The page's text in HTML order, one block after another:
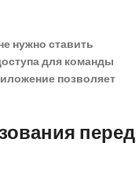
нужно ставить
для команды
позволяет
перед